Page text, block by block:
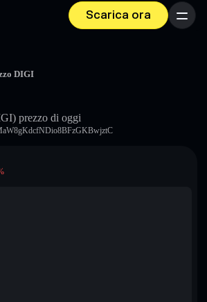
Scarica ora Menu
DIGI
prezzo di oggi